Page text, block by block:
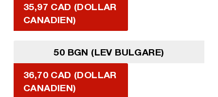
35,97 CAD (DOLLAR
CANADIEN)
50 BGN (LEV BULGARE)
36,70 CAD (DOLLAR
CANADIEN)